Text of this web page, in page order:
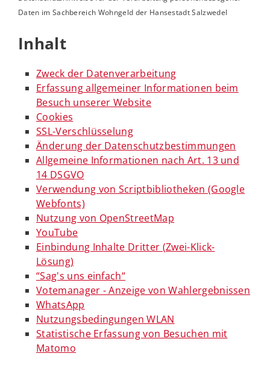
Daten im Sachbereich Wohngeld der Hansestadt Salzwedel
Inhalt
Zweck der Datenverarbeitung
Erfassung allgemeiner Informationen beim
Besuch unserer Website
Cookies
SSL-Verschlüsselung
Änderung der Datenschutzbestimmungen
Allgemeine Informationen nach Art. 13 und
14 DSGVO
Verwendung von Scriptbibliotheken (Google
Webfonts)
Nutzung von OpenStreetMap
YouTube
Einbindung Inhalte Dritter (Zwei-Klick-
Lösung)
“Sag's uns einfach“
Votemanager - Anzeige von Wahlergebnissen
WhatsApp
Nutzungsbedingungen WLAN
Statistische Erfassung von Besuchen mit
Matomo